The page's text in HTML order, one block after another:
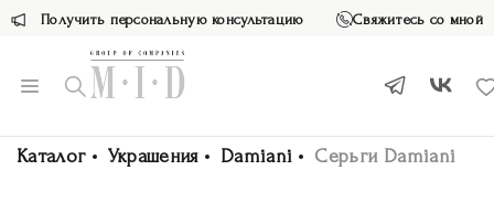
Получить персональную консультацию Свяжитесь со мной
Каталог Украшения Damiani Серьги Damiani